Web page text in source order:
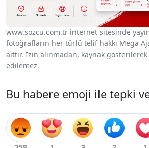
www.sozcu.com.tr internet sitesinde
fotoğrafların her türlü telif hakkı Mega
aittir. İzin alınmadan, kaynak
edilemez.
Bu habere emoji ile tepki